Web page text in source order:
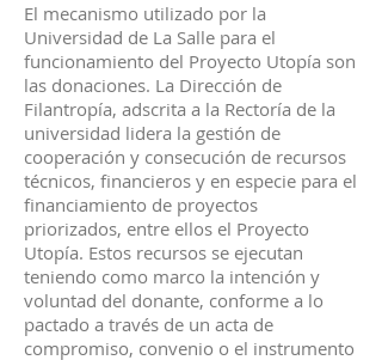
El mecanismo utilizado por la
Universidad de La Salle para el
funcionamiento del Proyecto Utopía son
las donaciones. La Dirección de
Filantropía, adscrita a la Rectoría de la
universidad lidera la gestión de
cooperación y consecución de recursos
técnicos, financieros y en especie para el
financiamiento de proyectos
priorizados, entre ellos el Proyecto
Utopía. Estos recursos se ejecutan
teniendo como marco la intención y
voluntad del donante, conforme a lo
pactado a través de un acta de
compromiso, convenio o el instrumento